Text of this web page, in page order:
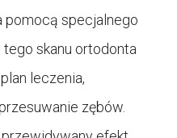
pomocą specjalnego
skanu ortodonta
leczenia,
zębów.